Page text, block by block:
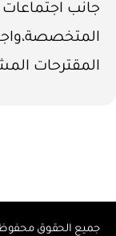
جانب
المقترحات
جميع الحقوق محفوظة